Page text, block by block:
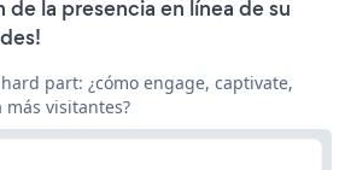
la presencia en línea de su
part: ¿cómo engage, captivate,
visitantes?